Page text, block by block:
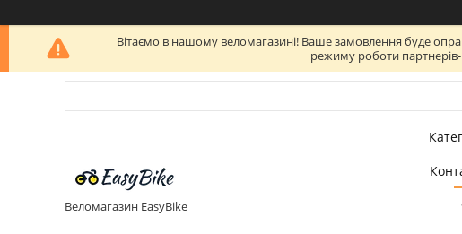
Вітаємо в нашому веломагазині! Ваше замовлення буде
режиму роботи
Веломагазин EasyBike